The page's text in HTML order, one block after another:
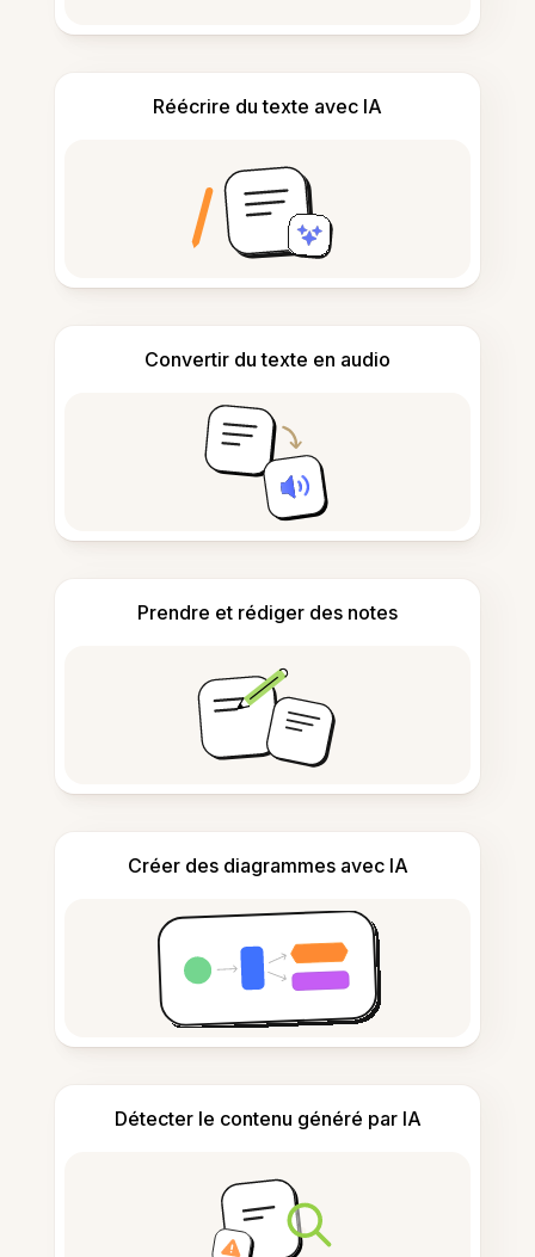
Réécrire du texte avec IA
Convertir du texte en audio
Prendre et rédiger des notes
Créer des diagrammes avec IA
Détecter le contenu généré par IA